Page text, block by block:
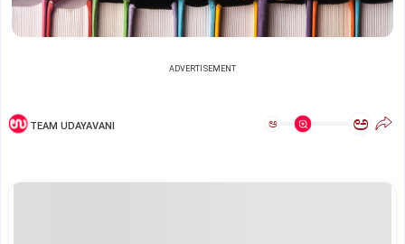
ADVERTISEMENT
TEAM UDAYAVANI ಅ ಅ